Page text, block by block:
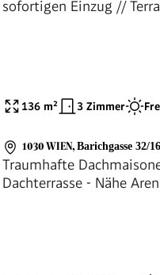
sofortigen Einzug //
136 m² 3 Zimmer
1030 WIEN, Barichgasse 32/16
Traumhafte
Dachterrasse - Nähe